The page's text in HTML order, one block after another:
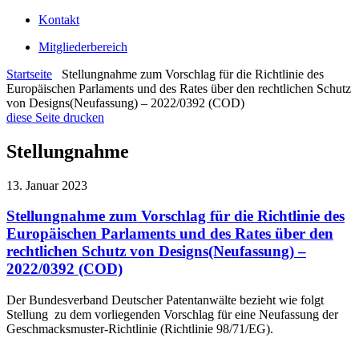
Kontakt
Mitgliederbereich
Startseite
Stellungnahme zum Vorschlag für die Richtlinie des
Europäischen Parlaments und des Rates über den rechtlichen Schutz
von Designs(Neufassung) – 2022/0392 (COD)
diese Seite drucken
Stellungnahme
13. Januar 2023
Stellungnahme zum Vorschlag für die Richtlinie des
Europäischen Parlaments und des Rates über den
rechtlichen Schutz von Designs(Neufassung) –
2022/0392 (COD)
Der Bundesverband Deutscher Patentanwälte bezieht wie folgt
Stellung zu dem vorliegenden Vorschlag für eine Neufassung der
Geschmacksmuster-Richtlinie (Richtlinie 98/71/EG).